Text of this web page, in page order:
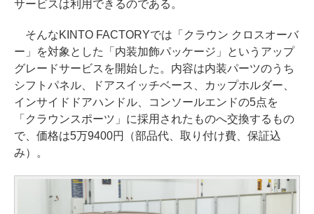
サービスは利用できるのである。
そんなKINTO FACTORYでは「クラウン クロスオーバ
ー」を対象とした「内装加飾パッケージ」というアップ
グレードサービスを開始した。内容は内装パーツのうち
シフトパネル、ドアスイッチベース、カップホルダー、
インサイドドアハンドル、コンソールエンドの5点を
「クラウンスポーツ」に採用されたものへ交換するもの
で、価格は5万9400円（部品代、取り付け費、保証込
み）。